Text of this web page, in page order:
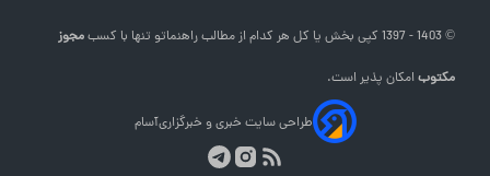
© 1403 - 1397 کپی بخش یا کل هر کدام از مطالب راهنماتو تنها با کسبمجوز
مکتوبامکان پذیر است.
طراحی سایت خبری و خبرگزاریآسام